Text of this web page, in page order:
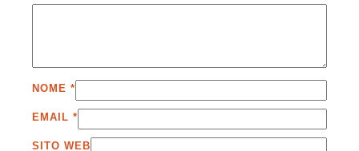
NOME *
EMAIL *
SITO WEB